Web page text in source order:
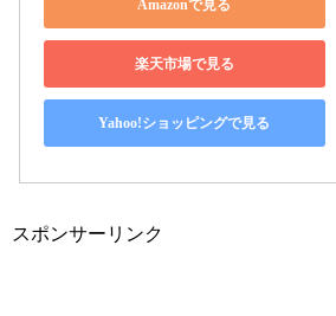
Amazonで見る
楽天市場で見る
Yahoo!ショッピングで見る
スポンサーリンク